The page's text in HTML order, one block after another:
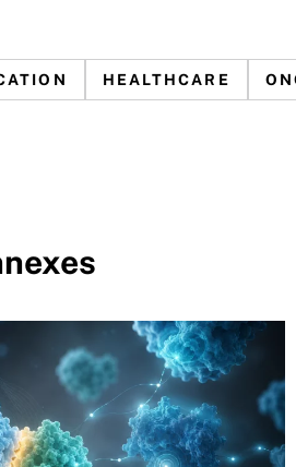
HEALTHCARE